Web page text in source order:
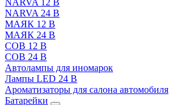
NARVA 12 В
NARVA 24 В
МАЯК 12 В
МАЯК 24 В
COB 12 В
COB 24 В
Автолампы для иномарок
Лампы LED 24 B
Ароматизаторы для салона автомобиля
Батарейки